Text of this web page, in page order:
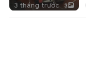
3 tháng trước 3